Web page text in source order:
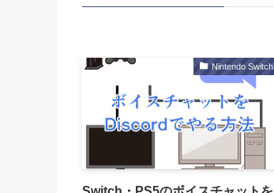
Nintendo Switch